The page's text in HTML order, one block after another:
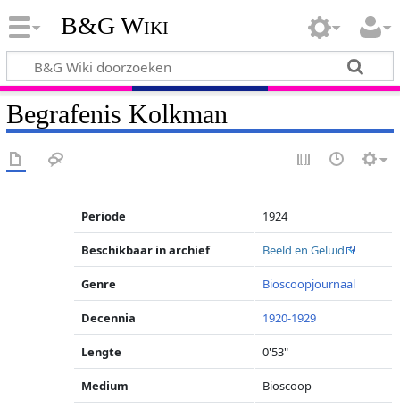
B&G Wiki
Begrafenis Kolkman
Periode 1924
Beschikbaar in archief Beeld en Geluid
Genre Bioscoopjournaal
Decennia 1920-1929
Lengte 0'53"
Medium Bioscoop